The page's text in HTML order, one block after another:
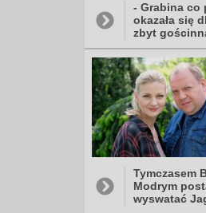
- Grabina co
okazała się
zbyt
Tymczasem
Modrym
wyswatać